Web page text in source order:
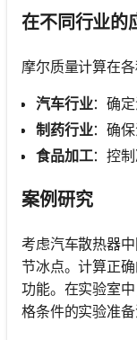
在不同行业的
摩尔质量计算在
汽车行业：确
制药行业：确保
食品加工：控
案例研究
考虑汽车散热器
节冰点。计算正
功能。在实验室
格条件的实验准备